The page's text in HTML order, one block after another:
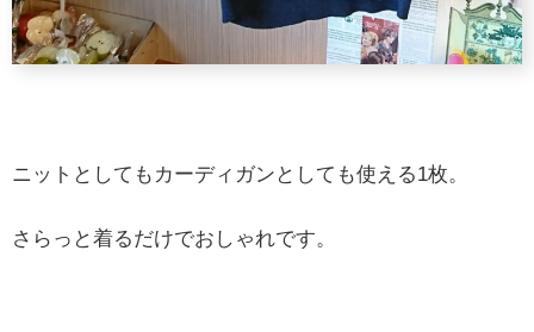
ニットとしてもカーディガンとしても使える1枚。
さらっと着るだけでおしゃれです。